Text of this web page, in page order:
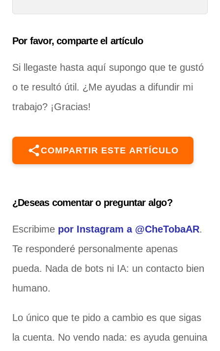
Por favor, comparte el artículo
Si llegaste hasta aquí supongo que te gustó
o te resultó útil. ¿Me ayudas a difundir mi
trabajo? ¡Gracias!
COMPARTIR ESTE ARTÍCULO
¿Deseas comentar o preguntar algo?
Escribime por Instagram a @CheTobaAR.
Te responderé personalmente apenas
pueda. Nada de bots ni IA: un contacto bien
humano.
Lo único que te pido a cambio es que sigas
la cuenta. No vendo nada: es ayuda genuina